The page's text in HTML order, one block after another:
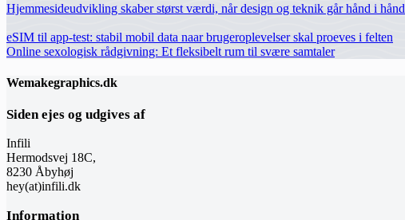
Hjemmesideudvikling skaber størst værdi, når design og teknik går hånd i hånd
eSIM til app-test: stabil mobil data naar brugeroplevelser skal proeves i felten
Online sexologisk rådgivning: Et fleksibelt rum til svære samtaler
Wemakegraphics.dk
Siden ejes og udgives af
Infili
Hermodsvej 18C,
8230 Åbyhøj
hey(at)infili.dk
Information